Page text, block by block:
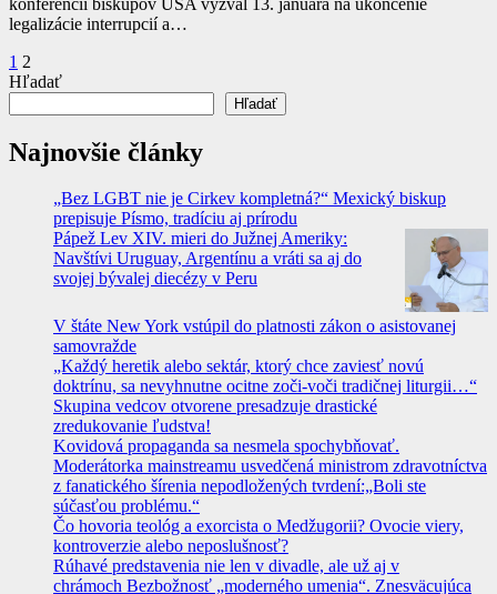
legalizácie interrupcií a…
Stránkovanie
príspevkov
1 2
Hľadať
Hľadať
Najnovšie články
„Bez LGBT nie je Cirkev kompletná?“ Mexický biskup
prepisuje Písmo, tradíciu aj prírodu
Pápež Lev XIV. mieri do Južnej Ameriky:
Navštívi Uruguay, Argentínu a vráti sa aj do
svojej bývalej diecézy v Peru
V štáte New York vstúpil do platnosti zákon o asistovanej
samovražde
„Každý heretik alebo sektár, ktorý chce zaviesť novú
doktrínu, sa nevyhnutne ocitne zoči-voči tradičnej liturgii…“
Skupina vedcov otvorene presadzuje drastické
zredukovanie ľudstva!
Kovidová propaganda sa nesmela spochybňovať.
Moderátorka mainstreamu usvedčená ministrom zdravotníctva
z fanatického šírenia nepodložených tvrdení:„Boli ste
súčasťou problému.“
Čo hovoria teológ a exorcista o Medžugorii? Ovocie viery,
kontroverzie alebo neposlušnosť?
Rúhavé predstavenia nie len v divadle, ale už aj v
chrámoch Bezbožnosť „moderného umenia“. Znesväcujúca